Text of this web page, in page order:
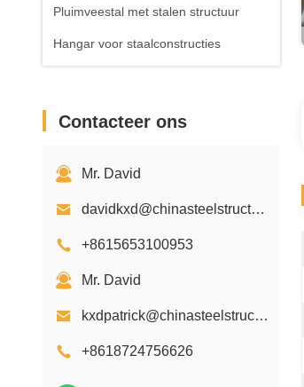
Pluimveestal met stalen structuur
Hangar voor staalconstructies
Contacteer ons
Mr. David
davidkxd@chinasteelstructure.cn
+8615653100953
Mr. David
kxdpatrick@chinasteelstructure.cn
+8618724756626